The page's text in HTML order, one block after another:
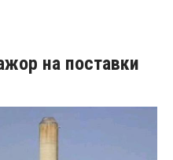
на поставки